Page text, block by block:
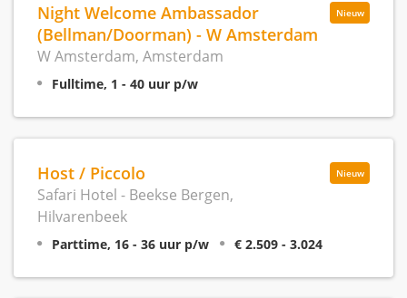
Nieuw
Night Welcome Ambassador
(Bellman/Doorman) - W Amsterdam
W Amsterdam, Amsterdam
Fulltime, 1 - 40 uur p/w
Nieuw
Host / Piccolo
Safari Hotel - Beekse Bergen,
Hilvarenbeek
Parttime, 16 - 36 uur p/w € 2.509 - 3.024